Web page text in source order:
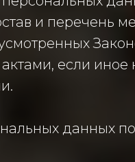
и перечень
если
данных